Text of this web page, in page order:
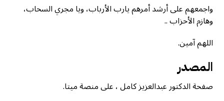
واجمعهم على أرشد أمرهم يارب الأرباب، ويا مجري السحاب،
وهازم الأحزاب ..
اللهم آمين.
المصدر
صفحة الدكتور عبدالعزيز كامل ، على منصة ميتا.